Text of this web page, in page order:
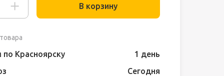
В корзину
Красноярску
1 день
Сегодня